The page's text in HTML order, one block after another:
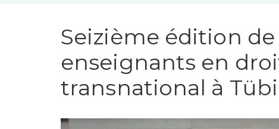
Seizième édition
enseignants en
transnational à